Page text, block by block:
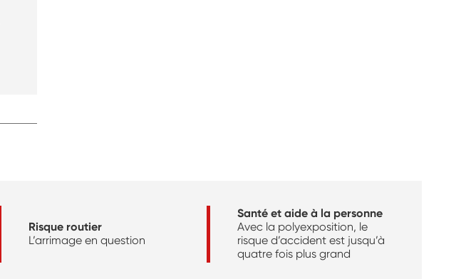
Risque routier
L’arrimage en question
Santé et aide à la personne
Avec la polyexposition, le
risque d’accident est jusqu’à
quatre fois plus grand